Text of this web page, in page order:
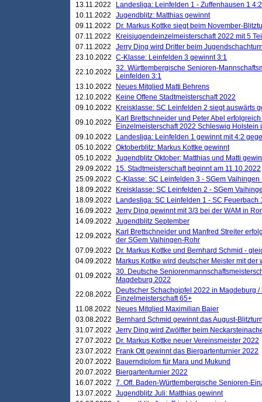
13.11.2022
Landesliga: Leinfelden 1 - Zuffenhausen 1 4:2
10.11.2022
Jugendblitz: Matthias gewinnt
09.11.2022
Dr. Markus Kottke siegt beim November-
07.11.2022
Kreisjugendeinzelmeisterschaft 2022 mit 5
07.11.2022
Jerry Ding wird Dritter beim
23.10.2022 C-Klasse: Leinfelden 3 gewinnt 3:1
22.10.2022 32. Württembergische Senioren-
Leinfelden 3:1
13.10.2022
Neues Mitglied Matti Behrens
12.10.2022
Keine Offene Stadtmeisterschaft 2022
09.10.2022
Kreisklasse: SC Leinfelden 2 siegt auswärts
09.10.2022
Karl Brettschneider und Peter Abel
Einzelmeisterschaft 2022 Schleswig Holstein
09.10.2022
Landesliga: Leinfelden 1 gewinnt mit 4:2
05.10.2022 Oktoberblitz: Markus Kottke gewinnt
05.10.2022 Jugendblitz Oktober: Matthias und Matti
29.09.2022
15. Stadtmeisterschaft beginnt am 11.10.2022
25.09.2022 C-Klasse: SC Leinfelden 3 - SGem Vaihingen
18.09.2022
Kreisklasse: SC Leinfelden 2 - SGem
18.09.2022
Landesliga: SC Leinfelden 1 - SC Feuerbach
16.09.2022 Jerry Ding gewinnt mit 3/3 bei der WAM in
14.09.2022 Jugendblitz September
12.09.2022
Karl Brettschneider und Manfred Streiter
der SGem Vaihingen-Rohr
07.09.2022
Dr. Markus Kottke und Bernhard Schmid -
04.09.2022
Markus Kottke wird deutscher Meister mit
01.09.2022 30. Deutsche
Magdeburg 2022
22.08.2022
Deutscher Schachgipfel 2022 in Magdeburg
Einzelmeisterschaft 65+
11.08.2022
Neues Mitglied Maximilian Baier
03.08.2022
Bernhard Schmid gewinnt das August-
31.07.2022 Jerry Ding wird Zwölfter beim
27.07.2022
Dr. Markus Kottke neuer Vereinsmeister 2022
23.07.2022
Frank Ott gewinnt das Biergartenturnier 2022
20.07.2022
Bauerndiplom für Mara und Mukund
20.07.2022
Biergartenturnier 2022
16.07.2022 7. Off. Baden-Württembergische Senioren-
13.07.2022 Jugendblitz Juli: Matthias gewinnt